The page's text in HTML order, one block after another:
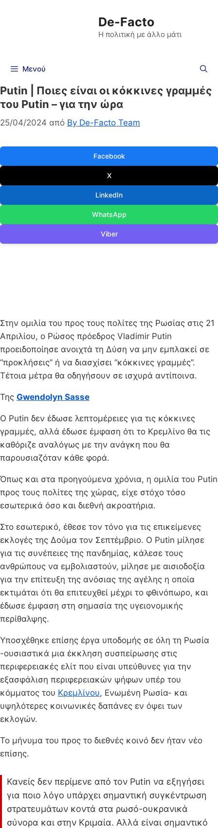
De-Facto
Η πολιτική με άλλο μάτι
Μενού
Putin | Ποιες είναι οι κόκκινες γραμμές
του Putin – για την ώρα
25/04/2024 από By De-Facto Team
Facebook
X
LinkedIn
WhatsApp
Viber
Στην ομιλία του προς τους πολίτες της Ρωσίας στις 21
Απριλίου, ο Ρώσος πρόεδρος Vladimir Putin
προειδοποίησε ανοιχτά τη Δύση να μην εμπλακεί σε
“προκλήσεις” ή να διασχίσει “κόκκινες γραμμές”.
Τέτοια μέτρα θα οδηγήσουν σε ισχυρά αντίποινα.
Της Gwendolyn Sasse
Ο Putin δεν έδωσε λεπτομέρειες για τις κόκκινες
γραμμές, αλλά έδωσε έμφαση ότι το Κρεμλίνο θα τις
καθόριζε αναλόγως με την ανάγκη που θα
παρουσιαζόταν κάθε φορά.
Όπως και στα προηγούμενα χρόνια, η ομιλία του Putin
προς τους πολίτες της χώρας, είχε στόχο τόσο
εσωτερικά όσο και διεθνή ακροατήρια.
Στο εσωτερικό, έθεσε τον τόνο για τις επικείμενες
εκλογές της Δούμα τον Σεπτέμβριο. Ο Putin μίλησε
για τις συνέπειες της πανδημίας, κάλεσε τους
ανθρώπους να εμβολιαστούν, μίλησε με αισιοδοξία
για την επίτευξη της ανόσιας της αγέλης η οποία
εκτιμάται ότι θα επιτευχθεί μέχρι το φθινόπωρο, και
έδωσε έμφαση στη σημασία της υγειονομικής
περίθαλψης.
Υποσχέθηκε επίσης έργα υποδομής σε όλη τη Ρωσία
-ουσιαστικά μια έκκληση συσπείρωσης στις
περιφερειακές ελίτ που είναι υπεύθυνες για την
εξασφάλιση περιφερειακών ψήφων υπέρ του
κόμματος του Κρεμλίνου, Ενωμένη Ρωσία- και
υψηλότερες κοινωνικές δαπάνες εν όψει των
εκλογών.
Το μήνυμα του προς το διεθνές κοινό δεν ήταν νέο
επίσης.
Κανείς δεν περίμενε από τον Putin να εξηγήσει
για ποιο λόγο υπάρχει σημαντική συγκέντρωση
στρατευμάτων κοντά στα ρωσό-ουκρανικά
σύνορα και στην Κριμαία. Αλλά είναι σημαντικό